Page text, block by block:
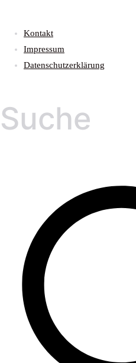
Kontakt
Impressum
Datenschutzerklärung
Suche